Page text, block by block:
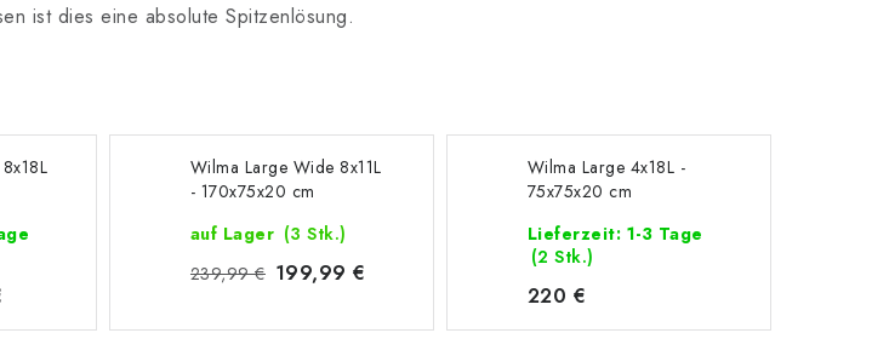
ist dies eine absolute Spitzenlösung.
Wilma Large Wide 8x11L
- 170x75x20 cm
auf Lager (3 Stk.)
239,99 € 199,99 €
Wilma Large 4x18L -
75x75x20 cm
Lieferzeit: 1-3 Tage
(2 Stk.)
220 €